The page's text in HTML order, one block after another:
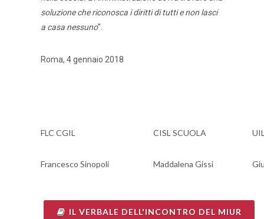
soluzione che riconosca i diritti di tutti e non lasci
a casa nessuno”.
Roma, 4 gennaio 2018
FLC CGIL CISL SCUOLA
Francesco Sinopoli Maddalena Gissi
IL VERBALE DELL'INCONTRO DEL MIUR